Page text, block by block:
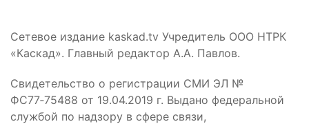
Сетевое издание kaskad.tv Учредитель ООО НТРК
«Каскад». Главный редактор А.А. Павлов.
Свидетельство о регистрации СМИ ЭЛ №
ФС77‑75488 от 19.04.2019 г. Выдано федеральной
службой по надзору в сфере связи,